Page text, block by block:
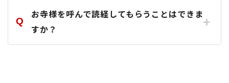
お寺様を呼んで読経してもらうことはできま
すか？